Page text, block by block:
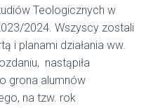
Teologicznych w
2024. Wszyscy zostali
i planami działania ww.
nastąpiła
grona alumnów
na tzw. rok